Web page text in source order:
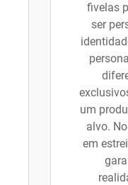
fivelas
ser
um
alvo.
em